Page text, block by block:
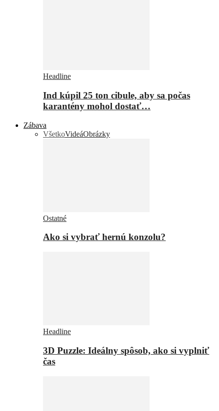
Headline
Ind kúpil 25 ton cibule, aby sa počas
karantény mohol dostať…
Zábava
VšetkoVideáObrázky
Ostatné
Ako si vybrať hernú konzolu?
Headline
3D Puzzle: Ideálny spôsob, ako si vyplniť
čas